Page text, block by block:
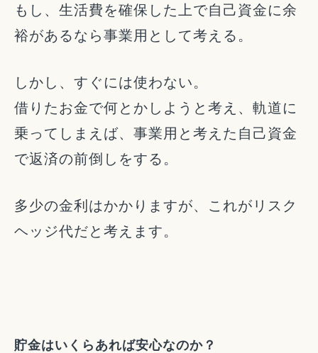
もし、生活費を確保した上で自己資金に余
裕があるなら事業用として考える。
しかし、すぐには使わない。
借りたお金で何とかしようと考え、軌道に
乗ってしまえば、事業用と考えた自己資金
で返済の前倒しをする。
多少の金利はかかりますが、これがリスク
ヘッジ代だと考えます。
貯金はいくらあれば安心なのか？